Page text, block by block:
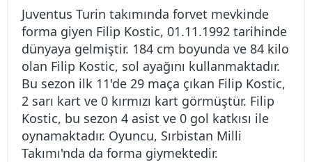
Juventus Turin takımında forvet mevkinde
forma giyen Filip Kostic, 01.11.1992 tarihinde
dünyaya gelmiştir. 184 cm boyunda ve 84 kilo
olan Filip Kostic, sol ayağını kullanmaktadır.
Bu sezon ilk 11'de 29 maça çıkan Filip Kostic,
2 sarı kart ve 0 kırmızı kart görmüştür. Filip
Kostic, bu sezon 4 asist ve 0 gol katkısı ile
oynamaktadır. Oyuncu, Sırbistan Milli
Takımı'nda da forma giymektedir.